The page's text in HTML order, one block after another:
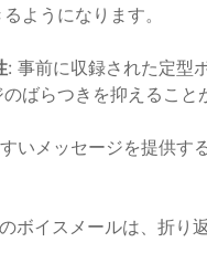
ようになります。
: 事前に収録された定型
ばらつきを抑えること
いメッセージを提供す
ボイスメールは、折り